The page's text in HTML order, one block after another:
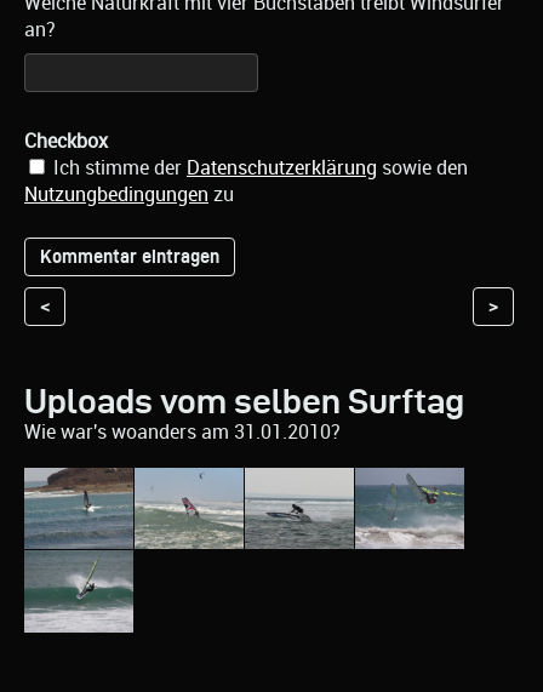
an?
Checkbox
Ich stimme der Datenschutzerklärung sowie den
Nutzungbedingungen zu
< >
Uploads vom selben Surftag
Wie war's woanders am 31.01.2010?